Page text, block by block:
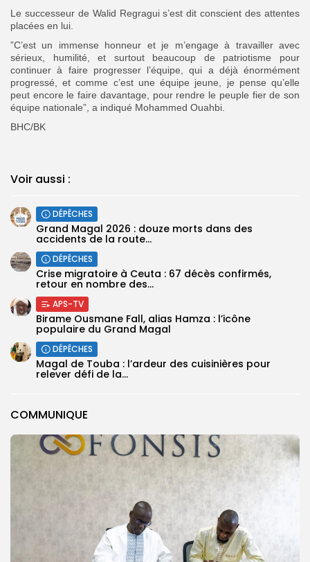
COMMUNIQUE
‎Le successeur de Walid Regragui s’est dit conscient des attentes
placées en lui.
‎”C’est un immense honneur et je m’engage à travailler avec
sérieux, humilité, et surtout beaucoup de patriotisme pour
continuer à faire progresser l’équipe, qui a déjà énormément
progressé, et comme c’est une équipe jeune, je pense qu’elle
peut encore le faire davantage, pour rendre le peuple fier de son
équipe nationale”, a indiqué Mohammed Ouahbi.
‎BHC/BK
Voir aussi :
DÉPÊCHES
Grand Magal 2026 : douze morts dans des
accidents de la route...
DÉPÊCHES
Crise migratoire à Ceuta : 67 décès confirmés,
retour en nombre des...
APS-TV
Birame Ousmane Fall, alias Hamza : l’icône
populaire du Grand Magal
DÉPÊCHES
Magal de Touba : l’ardeur des cuisinières pour
relever défi de la...